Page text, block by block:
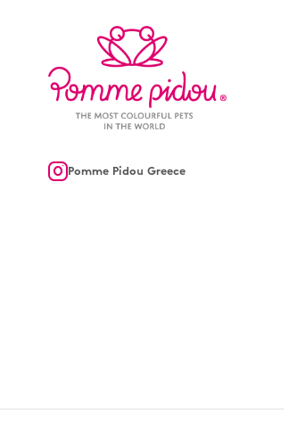
Pomme Pidou Greece